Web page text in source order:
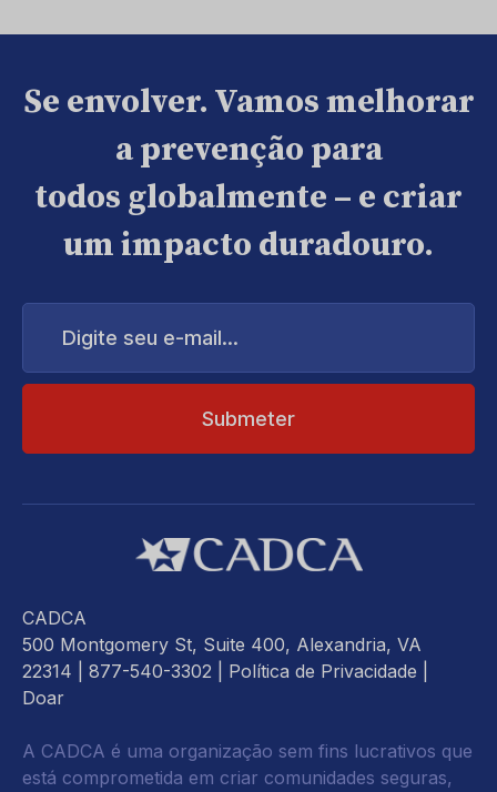
Se envolver. Vamos melhorar
a prevenção para
todos globalmente – e criar
um impacto duradouro.
Digite
CADCA
500 Montgomery St, Suite 400, Alexandria, VA
22314 | 877-540-3302 | Política de Privacidade
Doar
A CADCA é uma organização sem fins lucrativos que
está comprometida em criar comunidades seguras,